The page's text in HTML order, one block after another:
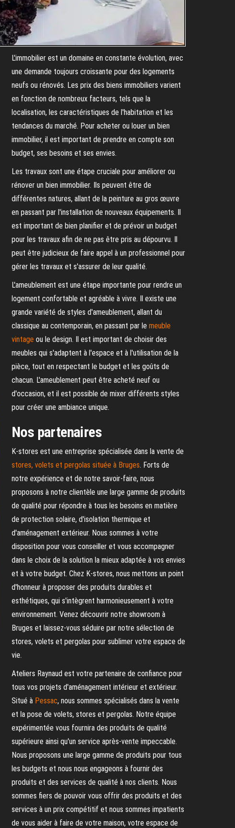
L'immobilier est un domaine en constante évolution, avec
une demande toujours croissante pour des logements
neufs ou rénovés. Les prix des biens immobiliers varient
en fonction de nombreux facteurs, tels que la
localisation, les caractéristiques de l'habitation et les
tendances du marché. Pour acheter ou louer un bien
immobilier, il est important de prendre en compte son
budget, ses besoins et ses envies.
Les travaux sont une étape cruciale pour améliorer ou
rénover un bien immobilier. Ils peuvent être de
différentes natures, allant de la peinture au gros œuvre
en passant par l'installation de nouveaux équipements. Il
est important de bien planifier et de prévoir un budget
pour les travaux afin de ne pas être pris au dépourvu. Il
peut être judicieux de faire appel à un professionnel pour
gérer les travaux et s'assurer de leur qualité.
L'ameublement est une étape importante pour rendre un
logement confortable et agréable à vivre. Il existe une
grande variété de styles d'ameublement, allant du
classique au contemporain, en passant par le meuble
vintage ou le design. Il est important de choisir des
meubles qui s'adaptent à l'espace et à l'utilisation de la
pièce, tout en respectant le budget et les goûts de
chacun. L'ameublement peut être acheté neuf ou
d'occasion, et il est possible de mixer différents styles
pour créer une ambiance unique.
Nos partenaires
K-stores est une entreprise spécialisée dans la vente de
stores, volets et pergolas située à Bruges. Forts de
notre expérience et de notre savoir-faire, nous
proposons à notre clientèle une large gamme de produits
de qualité pour répondre à tous les besoins en matière
de protection solaire, d'isolation thermique et
d'aménagement extérieur. Nous sommes à votre
disposition pour vous conseiller et vous accompagner
dans le choix de la solution la mieux adaptée à vos envies
et à votre budget. Chez K-stores, nous mettons un point
d'honneur à proposer des produits durables et
esthétiques, qui s'intègrent harmonieusement à votre
environnement. Venez découvrir notre showroom à
Bruges et laissez-vous séduire par notre sélection de
stores, volets et pergolas pour sublimer votre espace de
vie.
Ateliers Raynaud est votre partenaire de confiance pour
tous vos projets d'aménagement intérieur et extérieur.
Situé à Pessac, nous sommes spécialisés dans la vente
et la pose de volets, stores et pergolas. Notre équipe
expérimentée vous fournira des produits de qualité
supérieure ainsi qu'un service après-vente impeccable.
Nous proposons une large gamme de produits pour tous
les budgets et nous nous engageons à fournir des
produits et des services de qualité à nos clients. Nous
sommes fiers de pouvoir vous offrir des produits et des
services à un prix compétitif et nous sommes impatients
de vous aider à faire de votre maison, votre espace de